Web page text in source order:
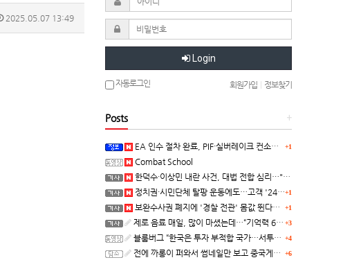
2025.05.07 13:49
Login
자동로그인 회원가입 정보찾기
+
Posts
+1
EA 인수 절차 완료, PIF·실버레이크 컨소시엄 산하 편입
Combat School
한덕수·이상민 내란 사건, 대법 전합 심리…"역사적 사법평가"(종합)
+1
정치권·시민단체 탈팡 운동에도…고객 '2470만명' 원상 회복, "고물가에 돌팡"
+1
보완수사권 폐지에 '경찰 전관' 몸값 뛴다…대형 로펌 영입전쟁
+3
제로 음료 매일, 많이 마셨는데…“기억력 62% 더 빨리 떨어진다
+4
블룸버그 “한국은 투자 부적합 국가…서투른 정책이 투자자에게 트라우마”
+6
전에 까롱이 퍼와서 썸네일만 보고 중국게임?으로 오해했던